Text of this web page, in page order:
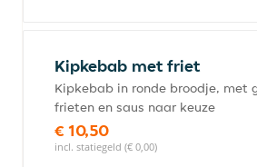
Kipkebab met friet
Kipkebab in ronde broodje, met
frieten en saus naar keuze
€ 10,50
incl. statiegeld (€ 0,00)